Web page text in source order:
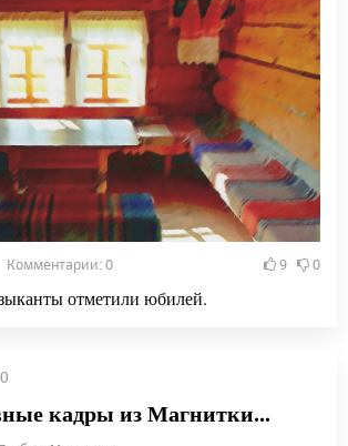
0 9 0
отметили юбилей.
кадры из Магнитки...